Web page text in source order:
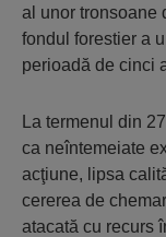
al unor tronsoane
fondul forestier a
perioadă de cinci
La termenul din
ca neîntemeiate
acţiune, lipsa
cererea de
atacată cu recurs